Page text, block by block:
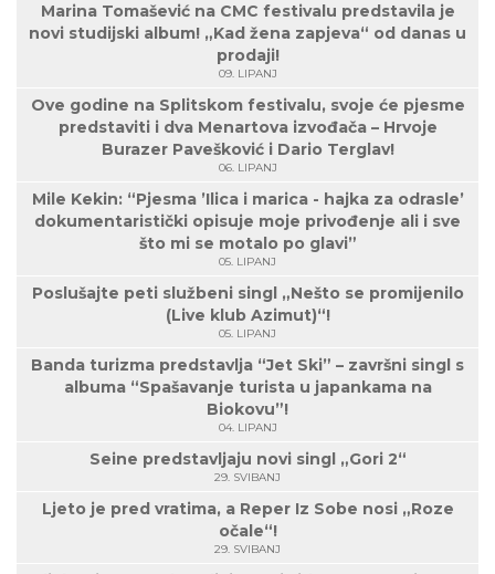
Marina Tomašević na CMC festivalu predstavila je
novi studijski album! „Kad žena zapjeva“ od danas u
prodaji!
09. LIPANJ
Ove godine na Splitskom festivalu, svoje će pjesme
predstaviti i dva Menartova izvođača – Hrvoje
Burazer Pavešković i Dario Terglav!
06. LIPANJ
Mile Kekin: “Pjesma ’Ilica i marica - hajka za odrasle’
dokumentaristički opisuje moje privođenje ali i sve
što mi se motalo po glavi”
05. LIPANJ
Poslušajte peti službeni singl „Nešto se promijenilo
(Live klub Azimut)“!
05. LIPANJ
Banda turizma predstavlja “Jet Ski” – završni singl s
albuma “Spašavanje turista u japankama na
Biokovu”!
04. LIPANJ
Seine predstavljaju novi singl „Gori 2“
29. SVIBANJ
Ljeto je pred vratima, a Reper Iz Sobe nosi „Roze
očale“!
29. SVIBANJ